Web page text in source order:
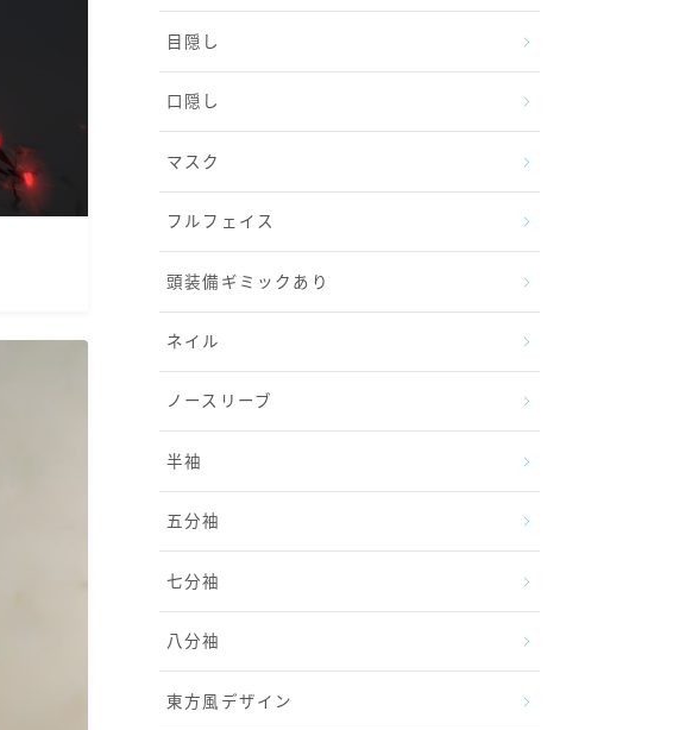
目隠し
口隠し
マスク
フルフェイス
頭装備ギミックあり
ネイル
ノースリーブ
半袖
五分袖
七分袖
八分袖
東方風デザイン